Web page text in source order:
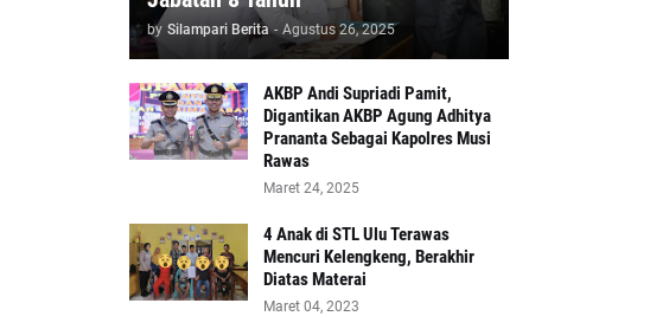
by Silampari Berita - Agustus 26, 2025
AKBP Andi Supriadi Pamit,
Digantikan AKBP Agung Adhitya
Prananta Sebagai Kapolres Musi
Rawas
Maret 24, 2025
4 Anak di STL Ulu Terawas
Mencuri Kelengkeng, Berakhir
Diatas Materai
Maret 04, 2023